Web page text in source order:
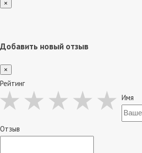
×
Добавить новый отзыв
×
Рейтинг
Имя
Отзыв